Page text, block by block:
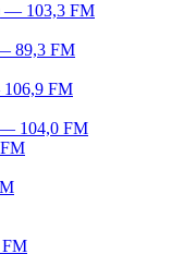
— 103,3 FM
89,3 FM
FM
— 104,0 FM